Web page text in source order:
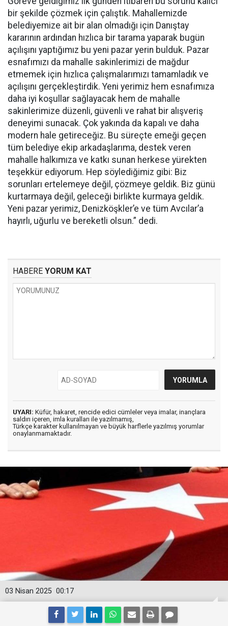
bir şekilde çözmek için çalıştık. Mahallemizde
belediyemize ait bir alan olmadığı için Danıştay
kararının ardından hızlıca bir tarama yaparak bugün
açılışını yaptığımız bu yeni pazar yerin bulduk. Pazar
esnafımızı da mahalle sakinlerimizi de mağdur
etmemek için hızlıca çalışmalarımızı tamamladık ve
açılışını gerçekleştirdik. Yeni yerimiz hem esnafımıza
daha iyi koşullar sağlayacak hem de mahalle
sakinlerimize düzenli, güvenli ve rahat bir alışveriş
deneyimi sunacak. Çok yakında da kapalı ve daha
modern hale getireceğiz. Bu süreçte emeği geçen
tüm belediye ekip arkadaşlarıma, destek veren
mahalle halkımıza ve katkı sunan herkese yürekten
teşekkür ediyorum. Hep söylediğimiz gibi: Biz
sorunları ertelemeye değil, çözmeye geldik. Biz günü
kurtarmaya değil, geleceği birlikte kurmaya geldik.
Yeni pazar yerimiz, Denizköşkler’e ve tüm Avcılar’a
hayırlı, uğurlu ve bereketli olsun.” dedi.
HABERE YORUM KAT
UYARI: Küfür, hakaret, rencide edici cümleler veya imalar, inançlara
saldırı içeren, imla kuralları ile yazılmamış,
Türkçe karakter kullanılmayan ve büyük harflerle yazılmış yorumlar
onaylanmamaktadır.
00:17
03 Nisan 2025